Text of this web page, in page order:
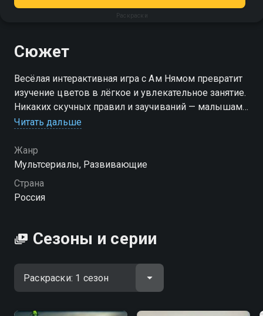
Раскраски
Сюжет
Весёлая интерактивная игра с Ам Нямом превратит
изучение цветов в лёгкое и увлекательное занятие.
Никаких скучных правил и заучиваний — малышам
остаётся только творить, а зелёный герой
интереснее! «Раскраски» — смотрите онлайн в
хорошем качестве.
Читать дальше
Жанр
Мультсериалы, Развивающие
Страна
Россия
Сезоны и серии